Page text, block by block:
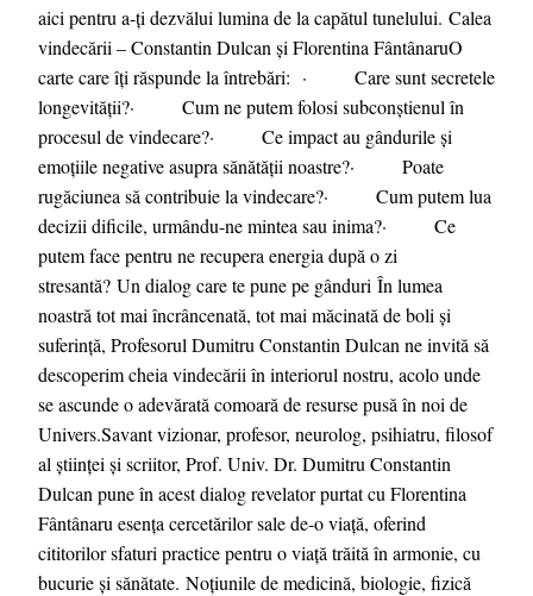
aici pentru a-ți dezvălui lumina de la capătul tunelului. Calea
vindecării – Constantin Dulcan și Florentina FântânaruO
carte care îți răspunde la întrebări: · Care sunt secretele
longevității?· Cum ne putem folosi subconștienul în
procesul de vindecare?· Ce impact au gândurile și
emoțiile negative asupra sănătății noastre?· Poate
rugăciunea să contribuie la vindecare?· Cum putem lua
decizii dificile, urmându-ne mintea sau inima?· Ce
putem face pentru ne recupera energia după o zi
stresantă? Un dialog care te pune pe gânduri În lumea
noastră tot mai încrâncenată, tot mai măcinată de boli și
suferință, Profesorul Dumitru Constantin Dulcan ne invită să
descoperim cheia vindecării în interiorul nostru, acolo unde
se ascunde o adevărată comoară de resurse pusă în noi de
Univers.Savant vizionar, profesor, neurolog, psihiatru, filosof
al științei și scriitor, Prof. Univ. Dr. Dumitru Constantin
Dulcan pune în acest dialog revelator purtat cu Florentina
Fântânaru esența cercetărilor sale de-o viață, oferind
cititorilor sfaturi practice pentru o viață trăită în armonie, cu
bucurie și sănătate. Noțiunile de medicină, biologie, fizică